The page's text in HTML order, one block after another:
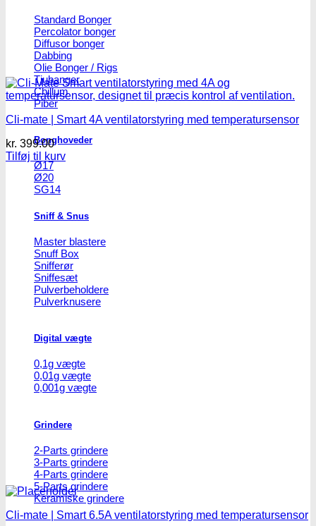
Standard Bonger
Percolator bonger
Diffusor bonger
Dabbing
Olie Bonger / Rigs
Tjubanger
Chillum
Piber
Bonghoveder
Ø17
Ø20
SG14
Sniff & Snus
Master blastere
Snuff Box
Snifferør
Sniffesæt
Pulverbeholdere
Pulverknusere
Digital vægte
0,1g vægte
0,01g vægte
0,001g vægte
Grindere
2-Parts grindere
3-Parts grindere
4-Parts grindere
5-Parts grindere
Keramiske grindere
Cli-mate | Smart 4A ventilatorstyring med temperatursensor
kr. 399.00
Tilføj til kurv
Cli-mate | Smart 6.5A ventilatorstyring med temperatursensor